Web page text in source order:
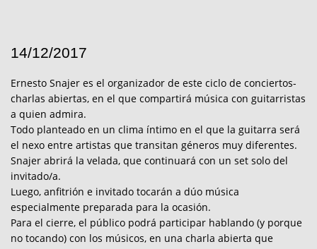
14/12/2017
Ernesto Snajer es el organizador de este ciclo de conciertos-
charlas abiertas, en el que compartirá música con guitarristas
a quien admira.
Todo planteado en un clima íntimo en el que la guitarra será
el nexo entre artistas que transitan géneros muy diferentes.
Snajer abrirá la velada, que continuará con un set solo del
invitado/a.
Luego, anfitrión e invitado tocarán a dúo música
especialmente preparada para la ocasión.
Para el cierre, el público podrá participar hablando (y porque
no tocando) con los músicos, en una charla abierta que